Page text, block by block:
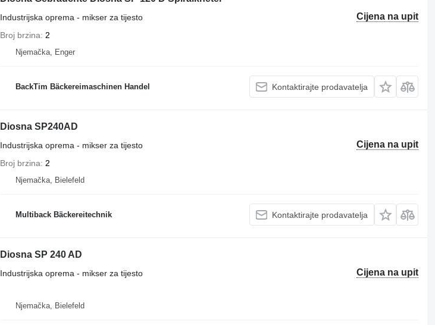
Cijena na upit
Industrijska oprema - mikser za tijesto
Broj brzina
2
Njemačka, Enger
BackTim Bäckereimaschinen Handel Kontaktirajte prodavatelja
Diosna SP240AD
Cijena na upit
Industrijska oprema - mikser za tijesto
Broj brzina
2
Njemačka, Bielefeld
Multiback Bäckereitechnik Kontaktirajte prodavatelja
Diosna SP 240 AD
Cijena na upit
Industrijska oprema - mikser za tijesto
Njemačka, Bielefeld